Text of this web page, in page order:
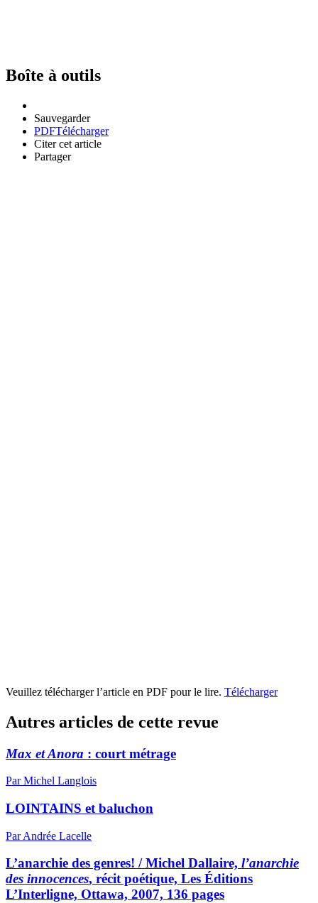
Boîte à outils
Sauvegarder
PDFTélécharger
Citer cet article
Partager
Veuillez télécharger l’article en PDF pour le lire. Télécharger
Autres articles de cette revue
Max et Anora : court métrage
Par Michel Langlois
LOINTAINS et baluchon
Par Andrée Lacelle
L’anarchie des genres! / Michel Dallaire, l’anarchie
des innocences, récit poétique, Les Éditions
L’Interligne, Ottawa, 2007, 136 pages